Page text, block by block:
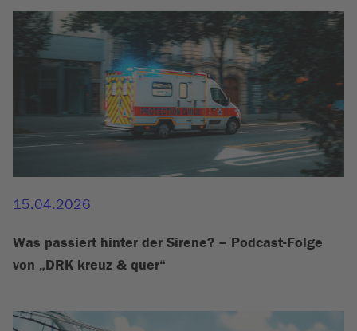
15.04.2026
Was passiert hinter der Sirene? – Podcast-Folge
von „DRK kreuz & quer“